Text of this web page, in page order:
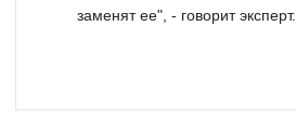
заменят ее", - говорит эксперт.